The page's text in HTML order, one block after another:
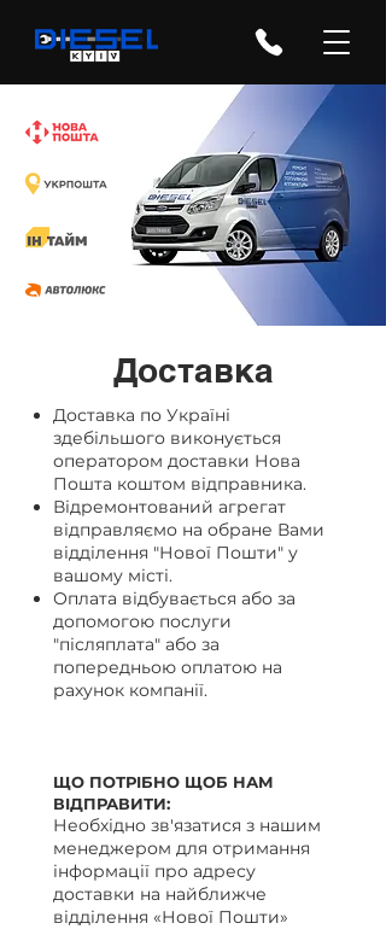
Доставка
Доставка по Україні
здебільшого виконується
оператором доставки Нова
Пошта коштом відправника.
Відремонтований агрегат
відправляємо на обране Вами
відділення "Нової Пошти" у
вашому місті.
Оплата відбувається або за
допомогою послуги
"післяплата" або за
попередньою оплатою на
рахунок компанії.
ЩО ПОТРІБНО ЩОБ НАМ
ВІДПРАВИТИ:
Необхідно зв'язатися з нашим
менеджером для отримання
інформації про адресу
доставки на найближче
відділення «Нової Пошти»